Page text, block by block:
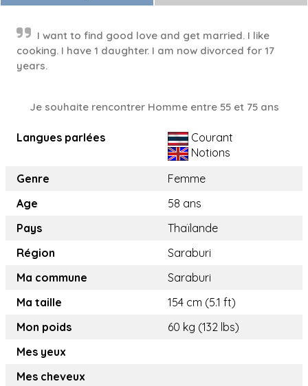
I want to find good love and get married. I like
cooking. I have 1 daughter. I am now divorced for 17
years.
Je souhaite rencontrer Homme entre 55 et 75 ans
Langues parlées
Courant
Notions
Genre
Femme
Age
58 ans
Pays
Thaïlande
Région
Saraburi
Ma commune
Saraburi
Ma taille
154 cm (5.1 ft)
Mon poids
60 kg (132 lbs)
Mes yeux
Mes cheveux